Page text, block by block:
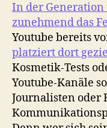
In der Generation
zunehmend das
Youtube bereits
platziert dort
Kosmetik-Tests
Youtube-Kanäle
Journalisten oder